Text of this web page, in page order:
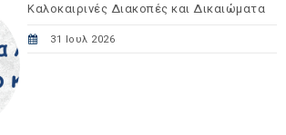
Καλοκαιρινές Διακοπές και Δικαιώματα
31 Ιουλ 2026